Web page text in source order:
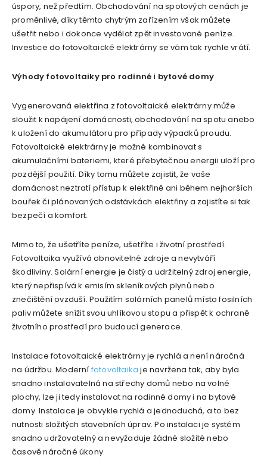
úspory, než předtím. Obchodování na spotových cenách je
proměnlivé, díky těmto chytrým zařízením však můžete
ušetřit nebo i dokonce vydělat zpět investované peníze.
Investice do fotovoltaické elektrárny se vám tak rychle vrátí.
Výhody fotovoltaiky pro rodinné i bytové domy
Vygenerovaná elektřina z fotovoltaické elektrárny může
sloužit k napájení domácnosti, obchodování na spotu anebo
k uložení do akumulátoru pro případy výpadků proudu.
Fotovoltaické elektrárny je možné kombinovat s
akumulačními bateriemi, které přebytečnou energii uloží pro
pozdější použití. Díky tomu můžete zajistit, že vaše
domácnost neztratí přístup k elektřině ani během nejhorších
bouřek či plánovaných odstávkách elektřiny a zajistíte si tak
bezpečí a komfort.
Mimo to, že ušetříte peníze, ušetříte i životní prostředí.
Fotovoltaika využívá obnovitelné zdroje a nevytváří
škodliviny. Solární energie je čistý a udržitelný zdroj energie,
který nepřispívá k emisím skleníkových plynů nebo
znečištění ovzduší. Použitím solárních panelů místo fosilních
paliv můžete snížit svou uhlíkovou stopu a přispět k ochraně
životního prostředí pro budoucí generace.
Instalace fotovoltaické elektrárny je rychlá a není náročná
na údržbu. Moderní fotovoltaika je navržena tak, aby byla
snadno instalovatelná na střechy domů nebo na volné
plochy, lze ji tedy instalovat na rodinné domy i na bytové
domy. Instalace je obvykle rychlá a jednoduchá, a to bez
nutnosti složitých stavebních úprav. Po instalaci je systém
snadno udržovatelný a nevyžaduje žádné složité nebo
časově náročné úkony.